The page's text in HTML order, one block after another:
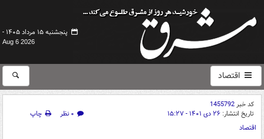
پنجشنبه ۱۵ مرداد ۱۴۰۵ -
Aug 6 2026
اقتصاد
کد خبر1455792
تاریخ انتشار: ۲۶ دی ۱۴۰۱ - ۱۵:۲۷ ۰ نظر
چاپ
اقتصاد